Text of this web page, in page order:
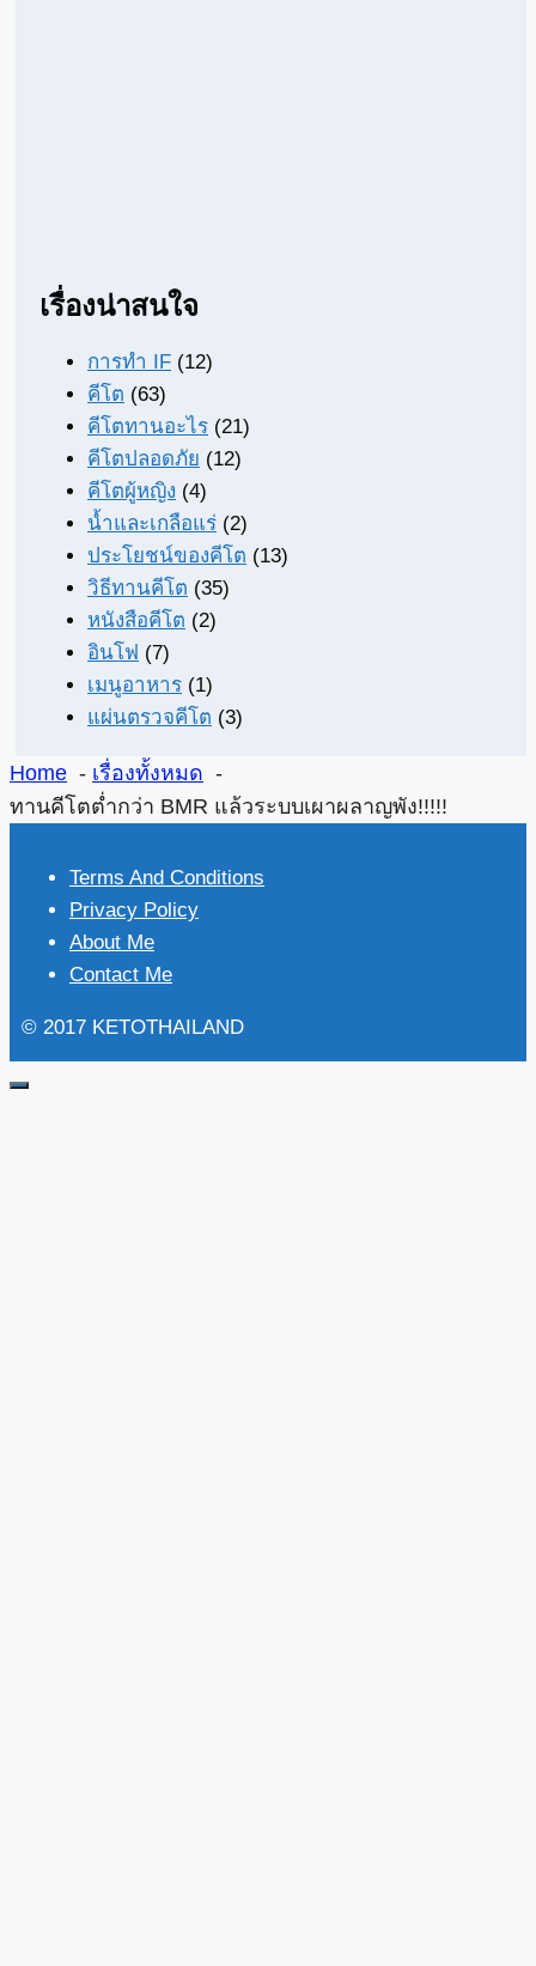
เรื่องน่าสนใจ
การทำ IF (12)
คีโต (63)
คีโตทานอะไร (21)
คีโตปลอดภัย (12)
คีโตผู้หญิง (4)
น้ำและเกลือแร่ (2)
ประโยชน์ของคีโต (13)
วิธีทานคีโต (35)
หนังสือคีโต (2)
อินโฟ (7)
เมนูอาหาร (1)
แผ่นตรวจคีโต (3)
Home
เรื่องทั้งหมด
ทานคีโตต่ำกว่า BMR แล้วระบบเผาผลาญพัง!!!!!
Terms And Conditions
Privacy Policy
About Me
Contact Me
© 2017 KETOTHAILAND
Close